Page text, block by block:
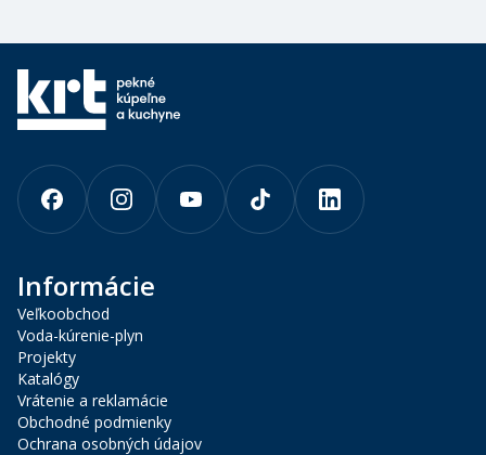
Informácie
Veľkoobchod
Voda-kúrenie-plyn
Projekty
Katalógy
Vrátenie a reklamácie
Obchodné podmienky
Ochrana osobných údajov